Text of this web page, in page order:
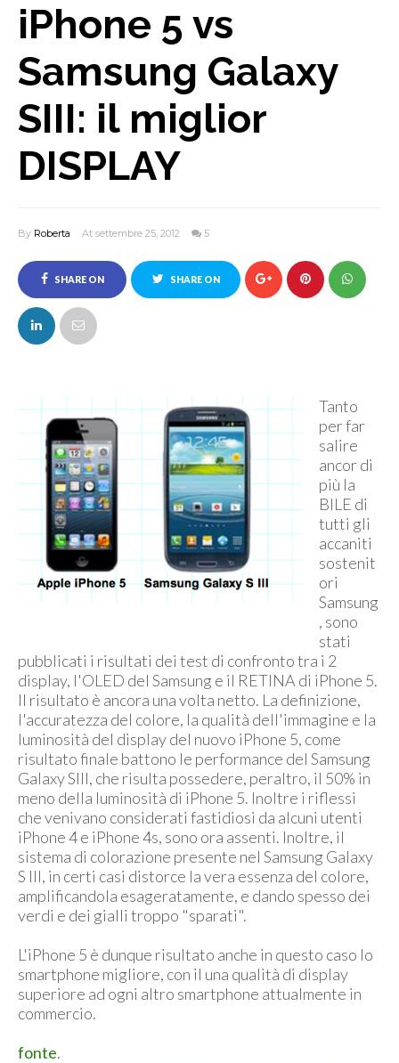
iPhone 5 vs
Samsung Galaxy
SIII: il miglior
DISPLAY
By Roberta At settembre 25, 2012 5
SHARE ON
FACEBOOK
SHARE ON
Tanto
per far
salire
ancor di
più la
BILE di
tutti gli
accaniti
sostenit
ori
Samsung
, sono
stati
pubblicati i risultati dei test di confronto tra i 2
display, l'OLED del Samsung e il RETINA di iPhone 5.
Il risultato è ancora una volta netto. La definizione,
l'accuratezza del colore, la qualità dell'immagine e la
luminosità del display del nuovo iPhone 5, come
risultato finale battono le performance del Samsung
Galaxy SIII, che risulta possedere, peraltro, il 50% in
meno della luminosità di iPhone 5. Inoltre i riflessi
che venivano considerati fastidiosi da alcuni utenti
iPhone 4 e iPhone 4s, sono ora assenti. Inoltre, il
sistema di colorazione presente nel Samsung Galaxy
S III, in certi casi distorce la vera essenza del colore,
amplificandola esageratamente, e dando spesso dei
verdi e dei gialli troppo "sparati".
L'iPhone 5 è dunque risultato anche in questo caso lo
smartphone migliore, con il una qualità di display
superiore ad ogni altro smartphone attualmente in
commercio.
fonte.